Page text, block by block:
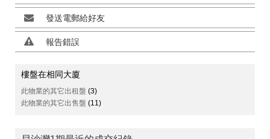
發送電郵給好友
報告錯誤
樓盤在相同大廈
此物業的其它出租盤 (3)
此物業的其它出售盤 (11)